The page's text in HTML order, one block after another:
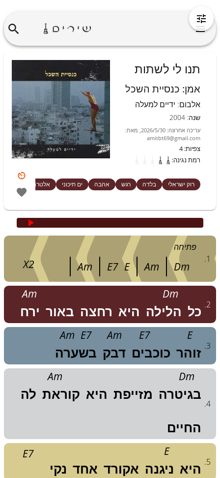
תנו לי לשתות
אמן: כנסיית השכל
אלבום: ידיים למעלה
שנה:
2004
עריכה אחרונה:
2026/5/30
, מאת:
amitbt69@gmail.com
צפיות:
4
רמת נגינה:
רוק ישראלי בלדה רגש אהבה ים תיכוני אלטרנטיבי
1
.
פתיחה
Dm
Am
E
E7
Am
X2
2
. כל
Dm
הלילה היא רחצה באור
Am
ירח
3
.
E
זוהר
E7
כוכבים
Am
דבק
E7
Am
בשערה
4
.
Dm
בגיטרה מזייפת היא
Am
קוראת לה
החיים
5
. היא
E
ניגנה אקורד אחד נקי
E7